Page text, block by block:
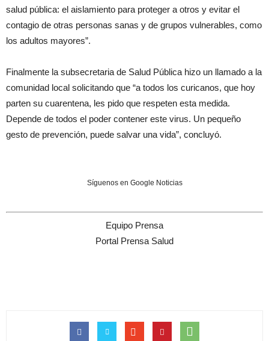
salud pública: el aislamiento para proteger a otros y evitar el
contagio de otras personas sanas y de grupos vulnerables, como
los adultos mayores”.
Finalmente la subsecretaria de Salud Pública hizo un llamado a la
comunidad local solicitando que “a todos los curicanos, que hoy
parten su cuarentena, les pido que respeten esta medida.
Depende de todos el poder contener este virus. Un pequeño
gesto de prevención, puede salvar una vida”, concluyó.
Síguenos en Google Noticias
Equipo Prensa
Portal Prensa Salud